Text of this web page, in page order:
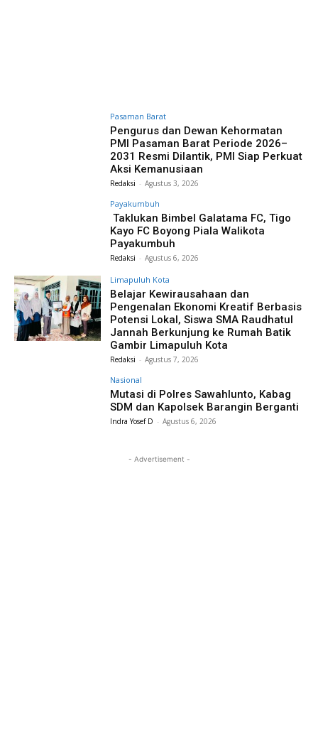
Pasaman Barat
Pengurus dan Dewan Kehormatan
PMI Pasaman Barat Periode 2026–
2031 Resmi Dilantik, PMI Siap Perkuat
Aksi Kemanusiaan
Redaksi - Agustus 3, 2026
Payakumbuh
Taklukan Bimbel Galatama FC, Tigo
Kayo FC Boyong Piala Walikota
Payakumbuh
Redaksi - Agustus 6, 2026
Limapuluh Kota
Belajar Kewirausahaan dan
Pengenalan Ekonomi Kreatif Berbasis
Potensi Lokal, Siswa SMA Raudhatul
Jannah Berkunjung ke Rumah Batik
Gambir Limapuluh Kota
Redaksi - Agustus 7, 2026
Nasional
Mutasi di Polres Sawahlunto, Kabag
SDM dan Kapolsek Barangin Berganti
Indra Yosef D - Agustus 6, 2026
- Advertisement -